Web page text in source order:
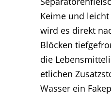
Keime und
wird es direkt
Blöcken
die
etlichen
Wasser ein